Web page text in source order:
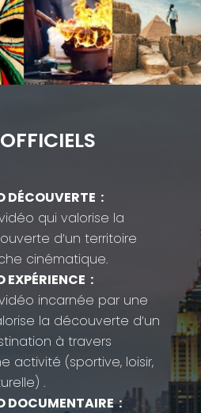
DÉCOUVERTE :
qui valorise la
d’un territoire
cinématique.
EXPÉRIENCE :
incarnée par une
la découverte d’un
à travers
activité (sportive, loisir,
.
DOCUMENTAIRE :